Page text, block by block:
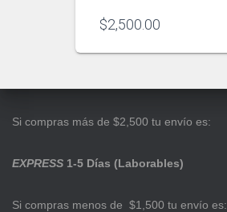
$2,500.00
Si compras más de $2,500 tu envío es:
EXPRESS 1-5 Días (Laborables)
Si compras menos de $1,500 tu envío es: